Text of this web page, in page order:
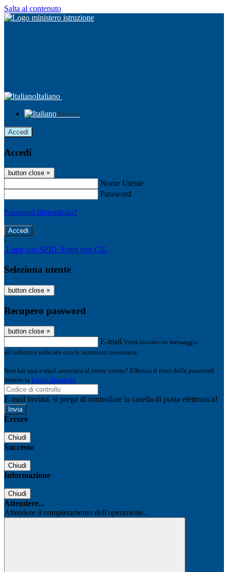
Salta al contenuto
Italiano
Italiano
Accedi
Accedi
button close ×
Nome Utente
Password
Password dimenticata?
-
Entra con SPID Entra con CIE
Seleziona utente
button close ×
Recupero password
button close ×
E-mail Verrà inviato un messaggio
all'indirizzo indicato con le istruzioni necessarie.
Non hai una e-mail associata al nome utente? Effettua il reset della password
tramite la Login Spaggiari
E-mail inviata, si prega di controllare la casella di posta elettronica!
Errore
Chiudi
Successo
Chiudi
Informazione
Chiudi
Attendere...
Attendere il completamento dell'operazione...